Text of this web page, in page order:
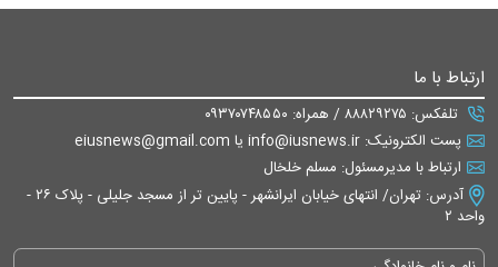
ارتباط با ما
تلفکس: ۸۸۸۲۹۲۷۵ / همراه: ۰۹۳۷۰۷۴۸۵۵۰
پست الکترونیک: info@iusnews.ir یا eiusnews@gmail.com
ارتباط با مدیرمسئول: مسلم خلخال
آدرس: تهران/ انتهای خیابان ایرانشهر - پایین تر از مسجد جلیلی - پلاک ۲۶ -
واحد ۲